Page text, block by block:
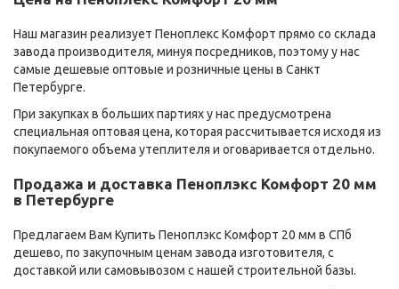
Наш магазин реализует Пеноплекс Комфорт прямо со склада
завода производителя, минуя посредников, поэтому у нас
самые дешевые оптовые и розничные цены в Санкт
Петербурге.
При закупках в больших партиях у нас предусмотрена
специальная оптовая цена, которая рассчитывается исходя из
покупаемого объема утеплителя и оговаривается отдельно.
Продажа и доставка Пеноплэкс Комфорт 20 мм
в Петербурге
Предлагаем Вам Купить Пеноплэкс Комфорт 20 мм в СПб
дешево, по закупочным ценам завода изготовителя, с
доставкой или самовывозом с нашей строительной базы.